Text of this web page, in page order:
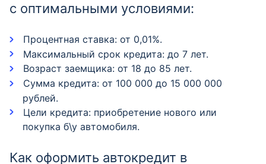
с оптимальными условиями:
Процентная ставка: от 0,01%.
Максимальный срок кредита: до 7 лет.
Возраст заемщика: от 18 до 85 лет.
Сумма кредита: от 100 000 до 15 000 000
рублей.
Цели кредита: приобретение нового или
покупка б\у автомобиля.
Как оформить автокредит в